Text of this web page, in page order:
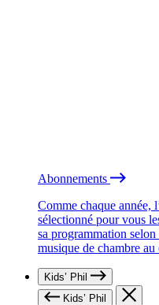
Abonnements
Comme chaque année,
sélectionné pour vous
sa programmation
musique de chambre
Kids’ Phil
Kids’ Phil